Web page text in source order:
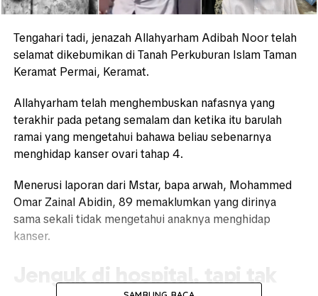
Tengahari tadi, jenazah Allahyarham Adibah Noor telah
selamat dikebumikan di Tanah Perkuburan Islam Taman
Keramat Permai, Keramat.
Allahyarham telah menghembuskan nafasnya yang
terakhir pada petang semalam dan ketika itu barulah
ramai yang mengetahui bahawa beliau sebenarnya
menghidap kanser ovari tahap 4.
Menerusi laporan dari Mstar, bapa arwah, Mohammed
Omar Zainal Abidin, 89 memaklumkan yang dirinya
sama sekali tidak mengetahui anaknya menghidap
kanser.